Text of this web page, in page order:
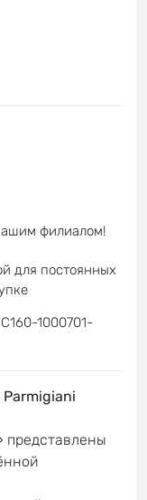
филиалом!
для постоянных
1000701-
Parmigiani
представлены